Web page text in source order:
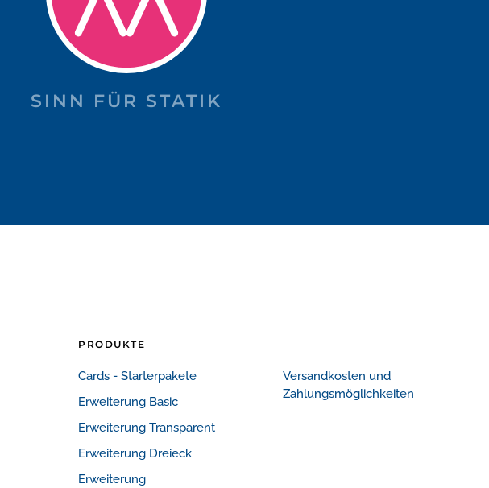
SINN FÜR STATIK
PRODUKTE
Cards - Starterpakete
Erweiterung Basic
Erweiterung Transparent
Erweiterung Dreieck
Erweiterung
Versandkosten und
Zahlungsmöglichkeiten